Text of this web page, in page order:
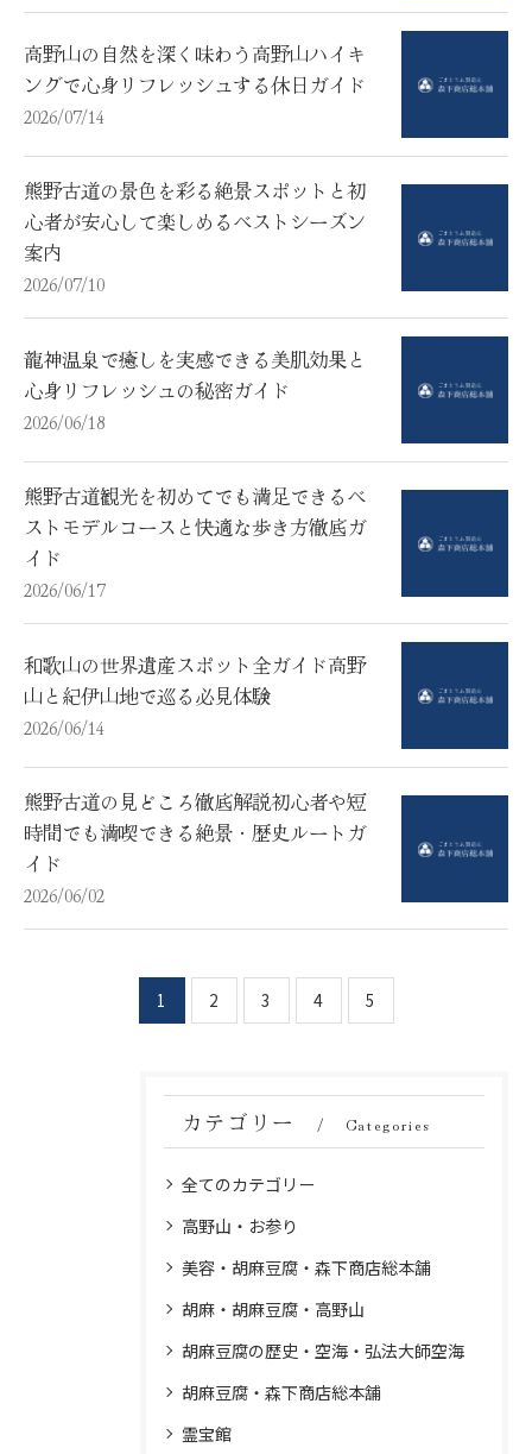
高野山の自然を深く味わう高野山ハイキ
ングで心身リフレッシュする休日ガイド
2026/07/14
熊野古道の景色を彩る絶景スポットと初
心者が安心して楽しめるベストシーズン
案内
2026/07/10
龍神温泉で癒しを実感できる美肌効果と
心身リフレッシュの秘密ガイド
2026/06/18
熊野古道観光を初めてでも満足できるベ
ストモデルコースと快適な歩き方徹底ガ
イド
2026/06/17
和歌山の世界遺産スポット全ガイド高野
山と紀伊山地で巡る必見体験
2026/06/14
熊野古道の見どころ徹底解説初心者や短
時間でも満喫できる絶景・歴史ルートガ
イド
2026/06/02
1 2 3 4 5
カテゴリー Categories
全てのカテゴリー
高野山・お参り
美容・胡麻豆腐・森下商店総本舗
胡麻・胡麻豆腐・高野山
胡麻豆腐の歴史・空海・弘法大師空海
胡麻豆腐・森下商店総本舗
霊宝館